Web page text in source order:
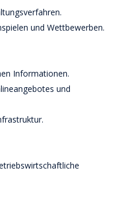
und Wettbewerben.
Informationen.
und